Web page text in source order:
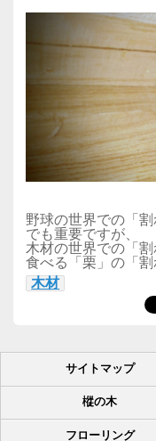
野球の世界での「
でも重要ですが、
木材の世界での「割
食べる「栗」の「割
木材
サイトマップ
樅の木
フローリング